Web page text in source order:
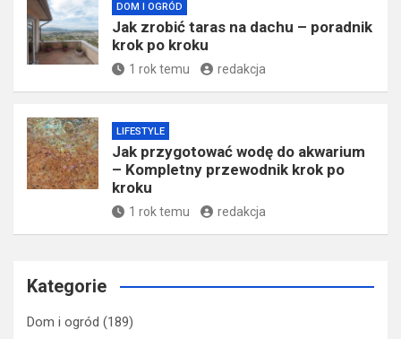
DOM I OGRÓD
Jak zrobić taras na dachu – poradnik
krok po kroku
1 rok temu redakcja
LIFESTYLE
Jak przygotować wodę do akwarium
– Kompletny przewodnik krok po
kroku
1 rok temu redakcja
Kategorie
Dom i ogród (189)